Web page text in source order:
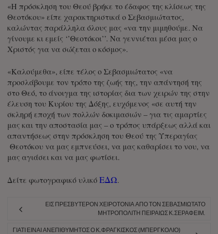
«Η πρόσκληση του Θεού βρήκε το έδαφος της κλίσεως της
Θεοτόκου» είπε χαρακτηριστικά ο Σεβασμιώτατος,
καλώντας παράλληλα όλους μας «να την μιμηθούμε. Να
γίνουμε κι εμείς ‘’Θεοτόκοι’’. Να γεννιέται μέσα μας ο
Χριστός για να σώζεται ο κόσμος».
«Καλούμεθα», είπε τέλος ο Σεβασμιώτατος «να
προσλάβουμε τον τρόπο της ζωής της, την απάντησή της
στο Θεό, το άνοιγμα της ιστορίας δια των χειρών της στην
έλευση του Κυρίου της Δόξης, ευχόμενος «σε αυτή την
σκληρή εποχή των πολλών δοκιμασιών – για τις αμαρτίες
μας και την αποστασία μας – ο τρόπος υπάρξεως αλλά και
απαντήσεως στην πρόσκληση του Θεού της Υπεραγίας
Θεοτόκου να μας εμπνεύσει, να μας καθαρίσει το νου, να
μας αγιάσει και να μας φωτίσει.
Δείτε φωτογραφικό υλικόΕΔΩ.
ΕΙΣ ΠΡΕΣΒΎΤΕΡΟΝ ΧΕΙΡΟΤΟΝΊΑ ΑΠΌ ΤΟΝ ΣΕΒΑΣΜΙΏΤΑΤΟ
ΜΗΤΡΟΠΟΛΊΤΗ ΠΕΙΡΑΙΏΣ Κ.ΣΕΡΑΦΕΊΜ.
ΓΙΑΤΊ ΕΊΝΑΙ ΑΝΕΠΙΘΎΜΗΤΟΣ Ο Κ.ΦΡΑΓΚΊΣΚΟΣ (ΜΠΕΡΓΚΌΛΙΟ)